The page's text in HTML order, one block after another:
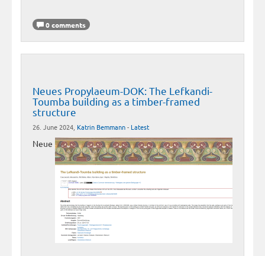
0 comments
Neues Propylaeum-DOK: The Lefkandi-
Toumba building as a timber-framed
structure
26. June 2024, Katrin Bemmann- Latest
Neue